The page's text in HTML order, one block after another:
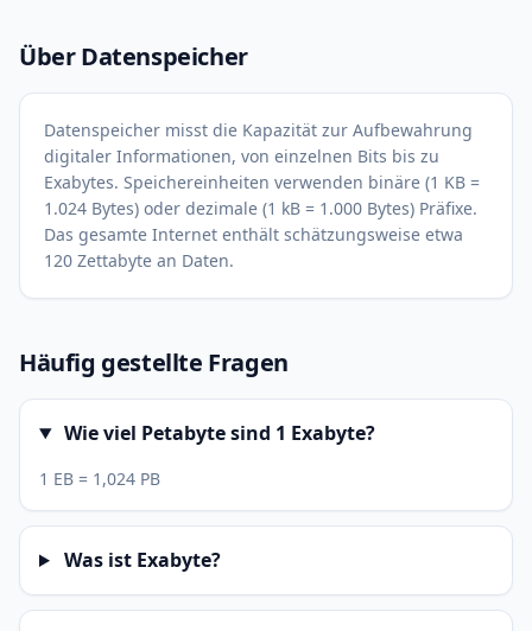
Über Datenspeicher
Datenspeicher misst die Kapazität zur Aufbewahrung
digitaler Informationen, von einzelnen Bits bis zu
Exabytes. Speichereinheiten verwenden binäre (1 KB =
1.024 Bytes) oder dezimale (1 kB = 1.000 Bytes) Präfixe.
Das gesamte Internet enthält schätzungsweise etwa
120 Zettabyte an Daten.
Häufig gestellte Fragen
Wie viel Petabyte sind 1 Exabyte?
1 EB = 1,024 PB
Was ist Exabyte?